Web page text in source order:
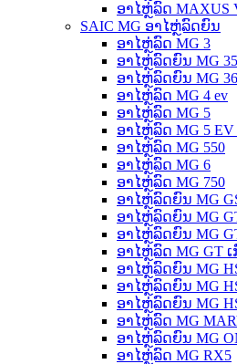
ອາໄຫຼ່ລົດ MAXUS
SAIC MG ອາໄຫຼ່ລົດຍົນ
ອາໄຫຼ່ລົດ MG 3
ອາໄຫຼ່ລົດຍົນ MG
ອາໄຫຼ່ລົດຍົນ MG
ອາໄຫຼ່ລົດ MG 4 ev
ອາໄຫຼ່ລົດ MG 5
ອາໄຫຼ່ລົດ MG 5
ອາໄຫຼ່ລົດ MG 550
ອາໄຫຼ່ລົດ MG 6
ອາໄຫຼ່ລົດ MG 750
ອາໄຫຼ່ລົດຍົນ MG
ອາໄຫຼ່ລົດຍົນ MG
ອາໄຫຼ່ລົດຍົນ MG
ອາໄຫຼ່ລົດ MG GT ເ
ອາໄຫຼ່ລົດຍົນ MG
ອາໄຫຼ່ລົດຍົນ MG
ອາໄຫຼ່ລົດຍົນ MG
ອາໄຫຼ່ລົດ MG
ອາໄຫຼ່ລົດຍົນ MG
ອາໄຫຼ່ລົດ MG RX5